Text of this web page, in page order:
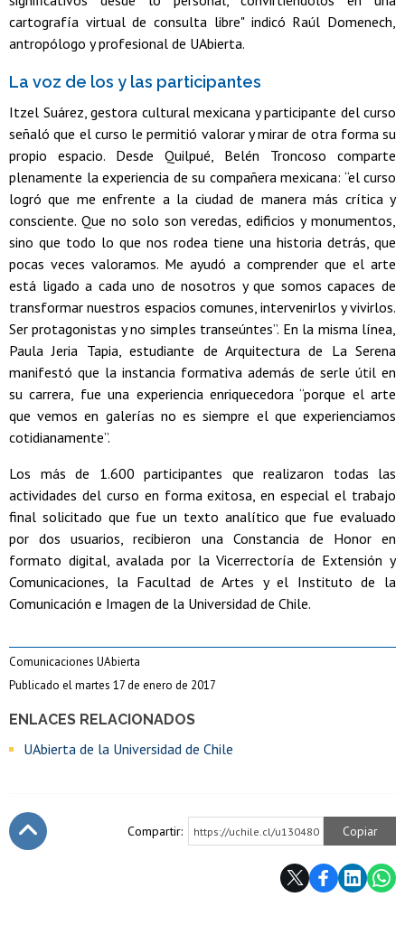
ENLACES RELACIONADOS
UAbierta de la Universidad de Chile
cartografía virtual de consulta libre" indicó Raúl Domenech,
antropólogo y profesional de UAbierta.
La voz de los y las participantes
Itzel Suárez, gestora cultural mexicana y participante del curso
señaló que el curso le permitió valorar y mirar de otra forma su
propio espacio. Desde Quilpué, Belén Troncoso comparte
plenamente la experiencia de su compañera mexicana: “el curso
logró que me enfrente a la ciudad de manera más crítica y
consciente. Que no solo son veredas, edificios y monumentos,
sino que todo lo que nos rodea tiene una historia detrás, que
pocas veces valoramos. Me ayudó a comprender que el arte
está ligado a cada uno de nosotros y que somos capaces de
transformar nuestros espacios comunes, intervenirlos y vivirlos.
Ser protagonistas y no simples transeúntes”. En la misma línea,
Paula Jeria Tapia, estudiante de Arquitectura de La Serena
manifestó que la instancia formativa además de serle útil en
su carrera, fue una experiencia enriquecedora “porque el arte
que vemos en galerías no es siempre el que experienciamos
cotidianamente”.
Los más de 1.600 participantes que realizaron todas las
actividades del curso en forma exitosa, en especial el trabajo
final solicitado que fue un texto analítico que fue evaluado
por dos usuarios, recibieron una Constancia de Honor en
formato digital, avalada por la Vicerrectoría de Extensión y
Comunicaciones, la Facultad de Artes y el Instituto de la
Comunicación e Imagen de la Universidad de Chile.
Comunicaciones UAbierta
Publicado el martes 17 de enero de 2017
Compartir: https://uchile.cl/u130480 Copiar